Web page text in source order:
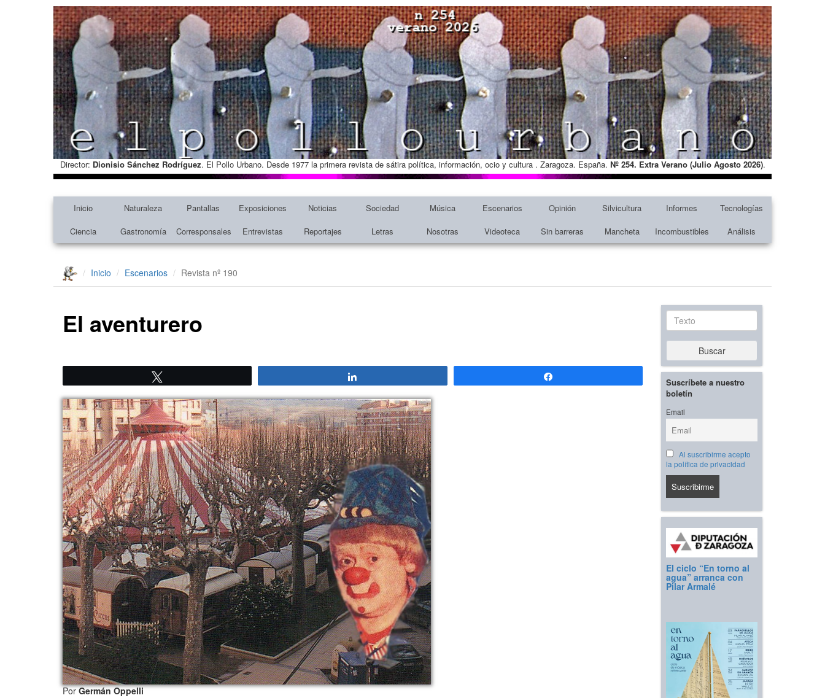
Director: Dionisio Sánchez Rodríguez. El Pollo Urbano. Desde 1977 la primera revista de sátira política, información, ocio y cultura . Zaragoza. España. Nº 254. Extra Verano (Julio Agosto 2026).
Inicio Naturaleza Pantallas Exposiciones Noticias Sociedad Música Escenarios Opinión Silvicultura Informes
Tecnologías
Ciencia
Gastronomía Corresponsales Entrevistas Reportajes Letras Nosotras Videoteca Sin barreras Mancheta Incombustibles Análisis
Inicio Escenarios Revista nº 190
El aventurero
PorGermán Oppelli
Texto
Buscar
Suscríbete a nuestro
boletín
Email
Al suscribirme acepto
la política de privacidad
El ciclo “En torno al
agua” arranca con
Pilar Armalé